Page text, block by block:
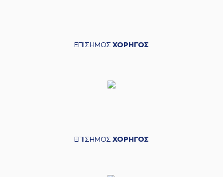
ΕΠΙΣΗΜΟΣ ΧΟΡΗΓΟΣ
ΕΠΙΣΗΜΟΣ ΧΟΡΗΓΟΣ